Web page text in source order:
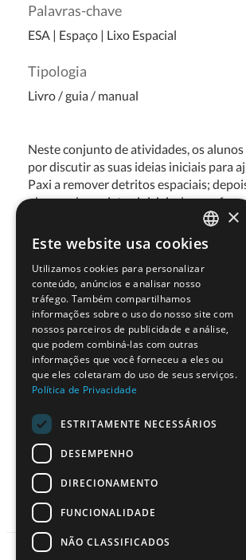
Palavras-chave
ESA | Espaço | Lixo Espacial
Tipologia
Livro / guia / manual
Neste conjunto de atividades, os
por discutir as suas ideias iniciais para
Paxi a remover detritos espaciais;
planeando projetos iniciais de uma
Eles vão investigar a implementação de
desenroláveis, bem como a
vários materiais com superficies
Seguidamente, os alunos vão altererar
seus projetos, baseados naquilo que
Download de Recurso - Limpar
PORTUGUESE
ENGLISH
×
Este website usa cookies
Utilizamos cookies para personalizar
conteúdo, anúncios e analisar nosso
tráfego. Também compartilhamos
informações sobre o uso do nosso site com
nossos parceiros de publicidade e análise,
que podem combiná-las com outras
informações que você forneceu a eles ou
que eles coletaram do uso de seus serviços.
Política de Privacidade
ESTRITAMENTE NECESSÁRIOS
DESEMPENHO
DIRECIONAMENTO
FUNCIONALIDADE
NÃO CLASSIFICADOS